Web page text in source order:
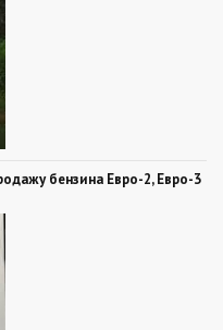
бензина Евро-2, Евро-3